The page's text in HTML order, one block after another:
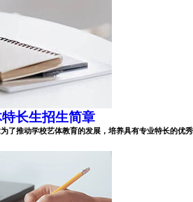
长生招生简章
了推动学校艺体教育的发展，培养具有专业特长的优